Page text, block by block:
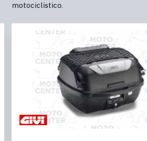
motociclistico.